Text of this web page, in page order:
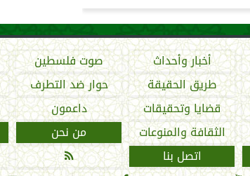
أخبار وأحداث صوت فلسطين
طريق الحقيقة حوار ضد التطرف
قضايا وتحقيقات داعمون
الثقافة والمنوعات من نحن
اتصل بنا 